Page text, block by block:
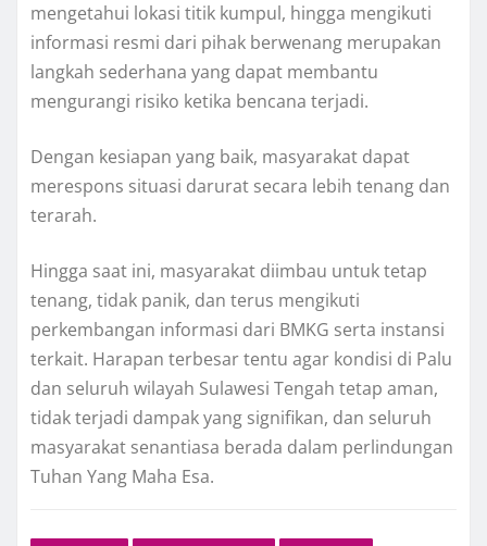
mengetahui lokasi titik kumpul, hingga mengikuti
informasi resmi dari pihak berwenang merupakan
langkah sederhana yang dapat membantu
mengurangi risiko ketika bencana terjadi.
Dengan kesiapan yang baik, masyarakat dapat
merespons situasi darurat secara lebih tenang dan
terarah.
Hingga saat ini, masyarakat diimbau untuk tetap
tenang, tidak panik, dan terus mengikuti
perkembangan informasi dari BMKG serta instansi
terkait. Harapan terbesar tentu agar kondisi di Palu
dan seluruh wilayah Sulawesi Tengah tetap aman,
tidak terjadi dampak yang signifikan, dan seluruh
masyarakat senantiasa berada dalam perlindungan
Tuhan Yang Maha Esa.